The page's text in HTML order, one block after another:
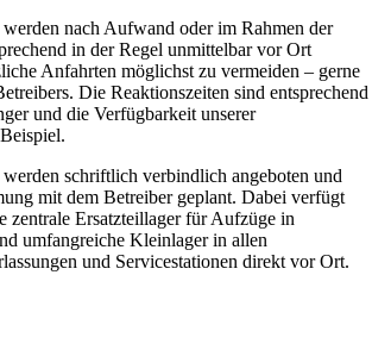
nach Aufwand oder im Rahmen der
in der Regel unmittelbar vor Ort
Anfahrten möglichst zu vermeiden – gerne
Die Reaktionszeiten sind entsprechend
und die Verfügbarkeit unserer
schriftlich verbindlich angeboten und
mit dem Betreiber geplant. Dabei verfügt
zentrale Ersatzteillager für Aufzüge in
umfangreiche Kleinlager in allen
und Servicestationen direkt vor Ort.